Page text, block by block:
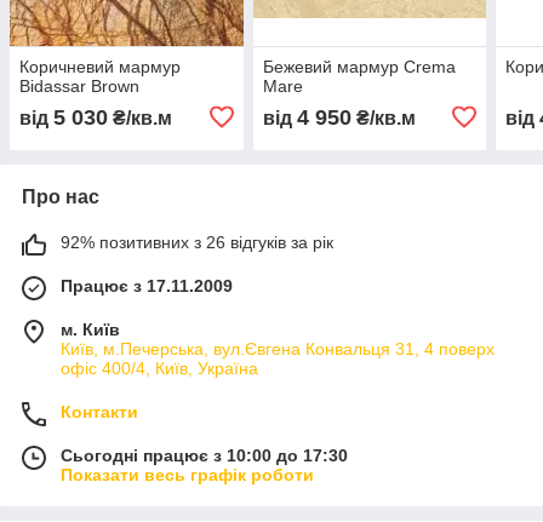
Коричневий мармур
Bidassar Brown
від 5 030 ₴/кв.м
Бежевий мармур Crema
Mare
від 4 950₴/кв.м від
Про нас
92% позитивних з 26 відгуків за рік
Працює з 17.11.2009
м. Київ
Київ, м.Печерська, вул.Євгена Конвальця 31, 4 поверх
офіс 400/4, Київ, Україна
Контакти
Сьогодні працює з 10:00 до 17:30
Показати весь графік роботи